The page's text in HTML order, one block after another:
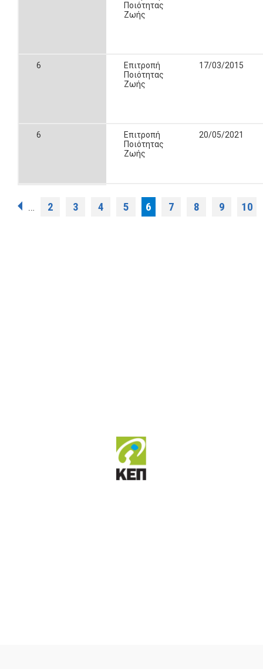
Ποιότητας
Ζωής
6
Επιτροπή
Ποιότητας
Ζωής
17/03/2015
6
Επιτροπή
Ποιότητας
Ζωής
20/05/2021
Σελίδες
… 2 3 4 5 6 7 8 9 10